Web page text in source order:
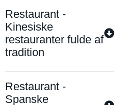
Restaurant -
Kinesiske
restauranter fulde af
tradition
Restaurant -
Spanske